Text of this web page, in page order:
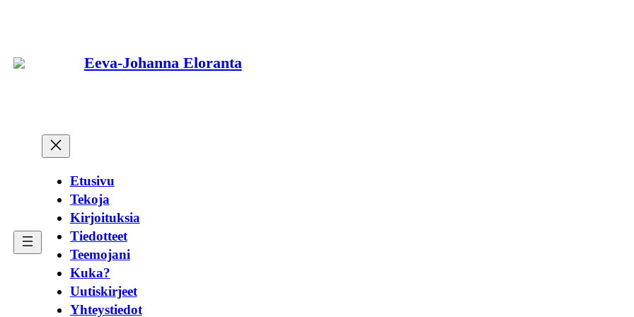
Eeva-Johanna Eloranta
Etusivu
Tekoja
Kirjoituksia
Tiedotteet
Teemojani
Kuka?
Uutiskirjeet
Yhteystiedot